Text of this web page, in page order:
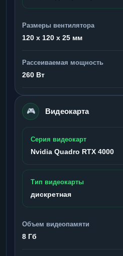
Размеры вентилятора
120 x 120 x 25 мм
Рассеиваемая мощность
260 Вт
🎮 Видеокарта
Серия видеокарт
Nvidia Quadro RTX 4000
Тип видеокарты
дискретная
Объем видеопамяти
8 Гб